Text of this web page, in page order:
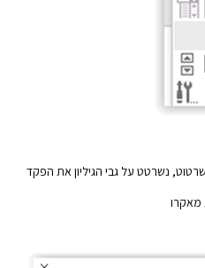
נשרטט על גבי הגיליון את הפקד
מאקרו